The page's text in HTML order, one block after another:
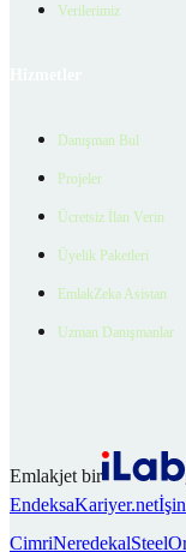
Verilerimiz
Danışman Bul
Projeler
Ücretsiz İlan Verin
Üyelik Paketleri
EmlakZeka Asistan
Uzman Danışmanlar
Emlakjet bir
EndeksaKariyer.net
CimriNeredekal